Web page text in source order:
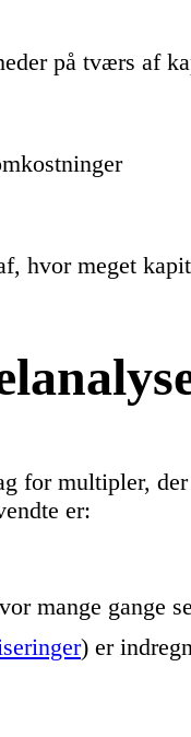
på tværs af
hvor meget
for multipler,
er:
mange gange
) er